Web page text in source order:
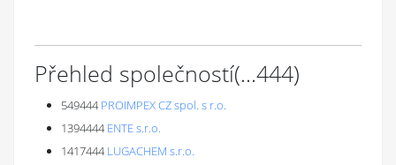
Přehled společností(...444)
549444 PROIMPEX CZ spol. s r.o.
1394444 ENTE s.r.o.
1417444 LUGACHEM s.r.o.